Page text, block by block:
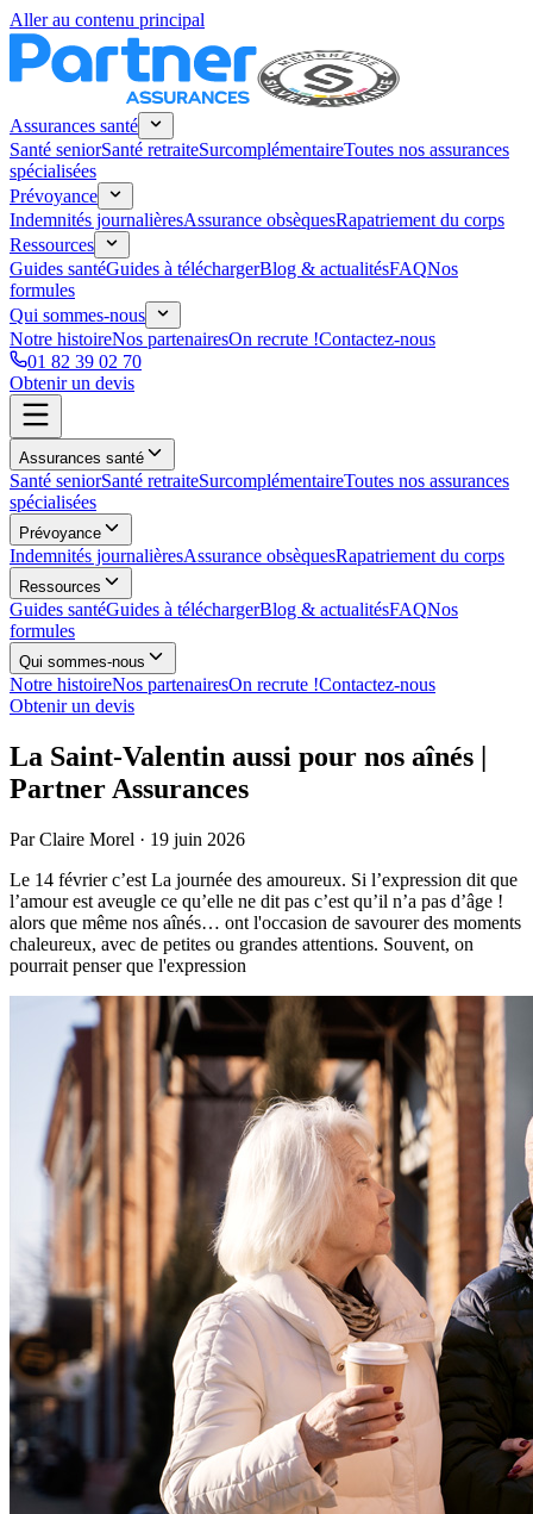
Aller au contenu principal
Assurances santé
Santé seniorSanté retraiteSurcomplémentaireToutes nos assurances
spécialisées
Prévoyance
Indemnités journalièresAssurance obsèquesRapatriement du corps
Ressources
Guides santéGuides à téléchargerBlog & actualitésFAQNos
formules
Qui sommes-nous
Notre histoireNos partenairesOn recrute !Contactez-nous
01 82 39 02 70
Obtenir un devis
Assurances santé
Santé seniorSanté retraiteSurcomplémentaireToutes nos assurances
spécialisées
Prévoyance
Indemnités journalièresAssurance obsèquesRapatriement du corps
Ressources
Guides santéGuides à téléchargerBlog & actualitésFAQNos
formules
Qui sommes-nous
Notre histoireNos partenairesOn recrute !Contactez-nous
Obtenir un devis
La Saint-Valentin aussi pour nos aînés |
Partner Assurances
ParClaire Morel · 19 juin 2026
Le 14 février c’est La journée des amoureux. Si l’expression dit que
l’amour est aveugle ce qu’elle ne dit pas c’est qu’il n’a pas d’âge !
alors que même nos aînés… ont l'occasion de savourer des moments
chaleureux, avec de petites ou grandes attentions. Souvent, on
pourrait penser que l'expression